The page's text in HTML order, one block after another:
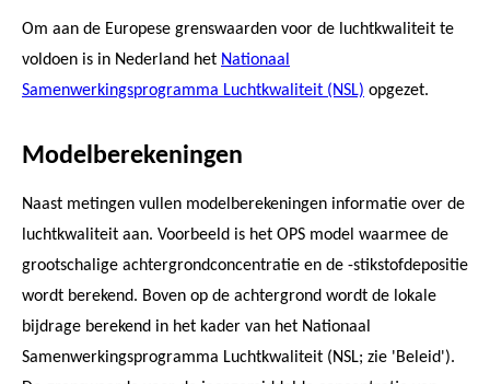
Om aan de Europese grenswaarden voor de luchtkwaliteit te
voldoen is in Nederland het Nationaal
Samenwerkingsprogramma Luchtkwaliteit (NSL) opgezet.
Modelberekeningen
Naast metingen vullen modelberekeningen informatie over de
luchtkwaliteit aan. Voorbeeld is het OPS model waarmee de
grootschalige achtergrondconcentratie en de -stikstofdepositie
wordt berekend. Boven op de achtergrond wordt de lokale
bijdrage berekend in het kader van het Nationaal
Samenwerkingsprogramma Luchtkwaliteit (NSL; zie 'Beleid').